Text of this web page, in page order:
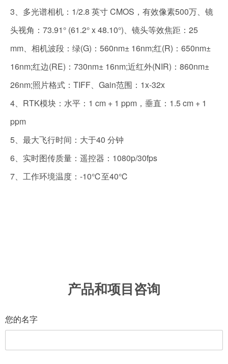
3、多光谱相机：1/2.8 英寸 CMOS，有效像素500万、镜
头视角：73.91° (61.2° x 48.10°)、镜头等效焦距：25
mm、相机波段：绿(G)：560nm± 16nm;红(R)：650nm±
16nm;红边(RE)：730nm± 16nm;近红外(NIR)：860nm±
26nm;照片格式：TIFF、Gain范围：1x-32x
4、RTK模块：水平：1 cm + 1 ppm，垂直：1.5 cm + 1
ppm
5、最大飞行时间：大于40 分钟
6、实时图传质量：遥控器：1080p/30fps
7、工作环境温度：-10℃至40℃
产品和项目咨询
您的名字